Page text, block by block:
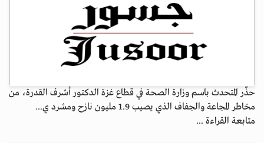
حذّر المتحدث باسم وزارة الصحة في قطاع غزة الدكتور أشرف القدرة، من
مخاطر المجاعة والجفاف الذي يصيب 1.9 مليون نازح ومشرد ي...
متابعة القراءة ...